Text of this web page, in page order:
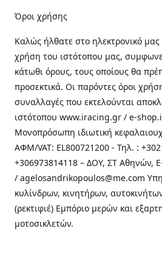
Όροι χρήσης
Καλώς ήλθατε στo ηλεκτρονικό
χρήση του ιστότοπου μας,
κάτωθι όρους, τους οποίους θα
προσεκτικά. Οι παρόντες όροι
συναλλαγές που εκτελούνται
ιστότοπου www.iracing.gr / e-
Μονοπρόσωπη ιδιωτική
ΑΦΜ/VAT: EL800721200 - Τηλ. :
+306973814118 – ΔΟΥ, ΣΤ Αθηνών,
/ agelosandrikopoulos@me.com
κυλίνδρων, κινητήρων,
(ρεκτιφιέ) Εμπόριο μερών και
μοτοσικλετών.